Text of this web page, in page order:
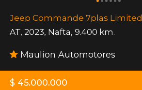
Jeep Commande 7plas Limited
AT, 2023, Nafta, 9.400 km.
Maulion Automotores
$ 45.000.000